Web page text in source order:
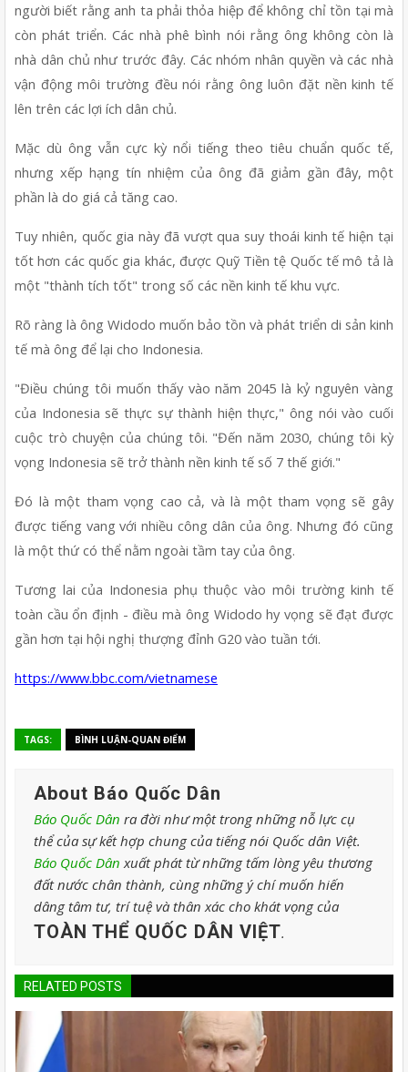
người biết rằng anh ta phải thỏa hiệp để không chỉ tồn tại mà
còn phát triển. Các nhà phê bình nói rằng ông không còn là
nhà dân chủ như trước đây. Các nhóm nhân quyền và các nhà
vận động môi trường đều nói rằng ông luôn đặt nền kinh tế
lên trên các lợi ích dân chủ.
Mặc dù ông vẫn cực kỳ nổi tiếng theo tiêu chuẩn quốc tế,
nhưng xếp hạng tín nhiệm của ông đã giảm gần đây, một
phần là do giá cả tăng cao.
Tuy nhiên, quốc gia này đã vượt qua suy thoái kinh tế hiện tại
tốt hơn các quốc gia khác, được Quỹ Tiền tệ Quốc tế mô tả là
một "thành tích tốt" trong số các nền kinh tế khu vực.
Rõ ràng là ông Widodo muốn bảo tồn và phát triển di sản kinh
tế mà ông để lại cho Indonesia.
"Điều chúng tôi muốn thấy vào năm 2045 là kỷ nguyên vàng
của Indonesia sẽ thực sự thành hiện thực," ông nói vào cuối
cuộc trò chuyện của chúng tôi. "Đến năm 2030, chúng tôi kỳ
vọng Indonesia sẽ trở thành nền kinh tế số 7 thế giới."
Đó là một tham vọng cao cả, và là một tham vọng sẽ gây
được tiếng vang với nhiều công dân của ông. Nhưng đó cũng
là một thứ có thể nằm ngoài tầm tay của ông.
Tương lai của Indonesia phụ thuộc vào môi trường kinh tế
toàn cầu ổn định - điều mà ông Widodo hy vọng sẽ đạt được
gần hơn tại hội nghị thượng đỉnh G20 vào tuần tới.
https://www.bbc.com/vietnamese
TAGS: BÌNH LUẬN-QUAN ĐIỂM
About Báo Quốc Dân
Báo Quốc Dân ra đời như một trong những nỗ lực cụ
thể của sự kết hợp chung của tiếng nói Quốc dân Việt.
Báo Quốc Dân xuất phát từ những tấm lòng yêu thương
đất nước chân thành, cùng những ý chí muốn hiến
dâng tâm tư, trí tuệ và thân xác cho khát vọng của
TOÀN THỂ QUỐC DÂN VIỆT.
RELATED POSTS